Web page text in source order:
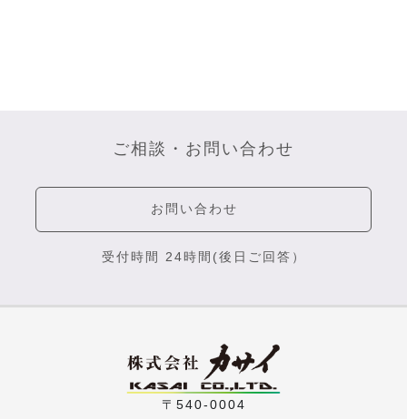
ご相談・お問い合わせ
お問い合わせ
受付時間 24時間(後日ご回答）
〒540-0004